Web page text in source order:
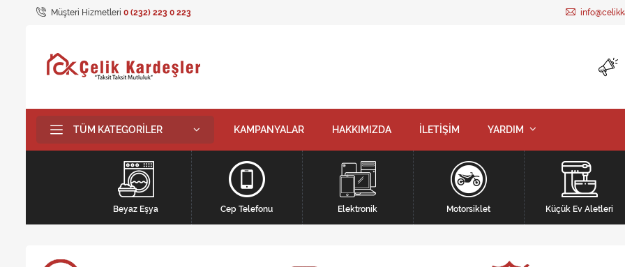
Müşteri Hizmetleri 0 (232) 223 0 223
TÜM KATEGORILER KAMPANYALAR HAKKIMIZDA İLETİŞİM YARDIM
Beyaz Eşya Cep Telefonu Elektronik Motorsiklet Küçük Ev Aletleri